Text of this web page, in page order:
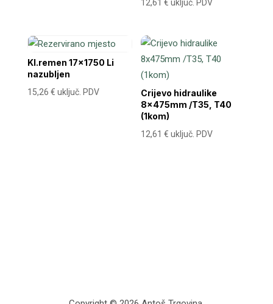
12,61€ uključ. PDV
Kl.remen 17×1750 Li
nazubljen
15,26 € uključ. PDV
Crijevo hidraulike
8x475mm /T35, T40
(1kom)
12,61€ uključ. PDV